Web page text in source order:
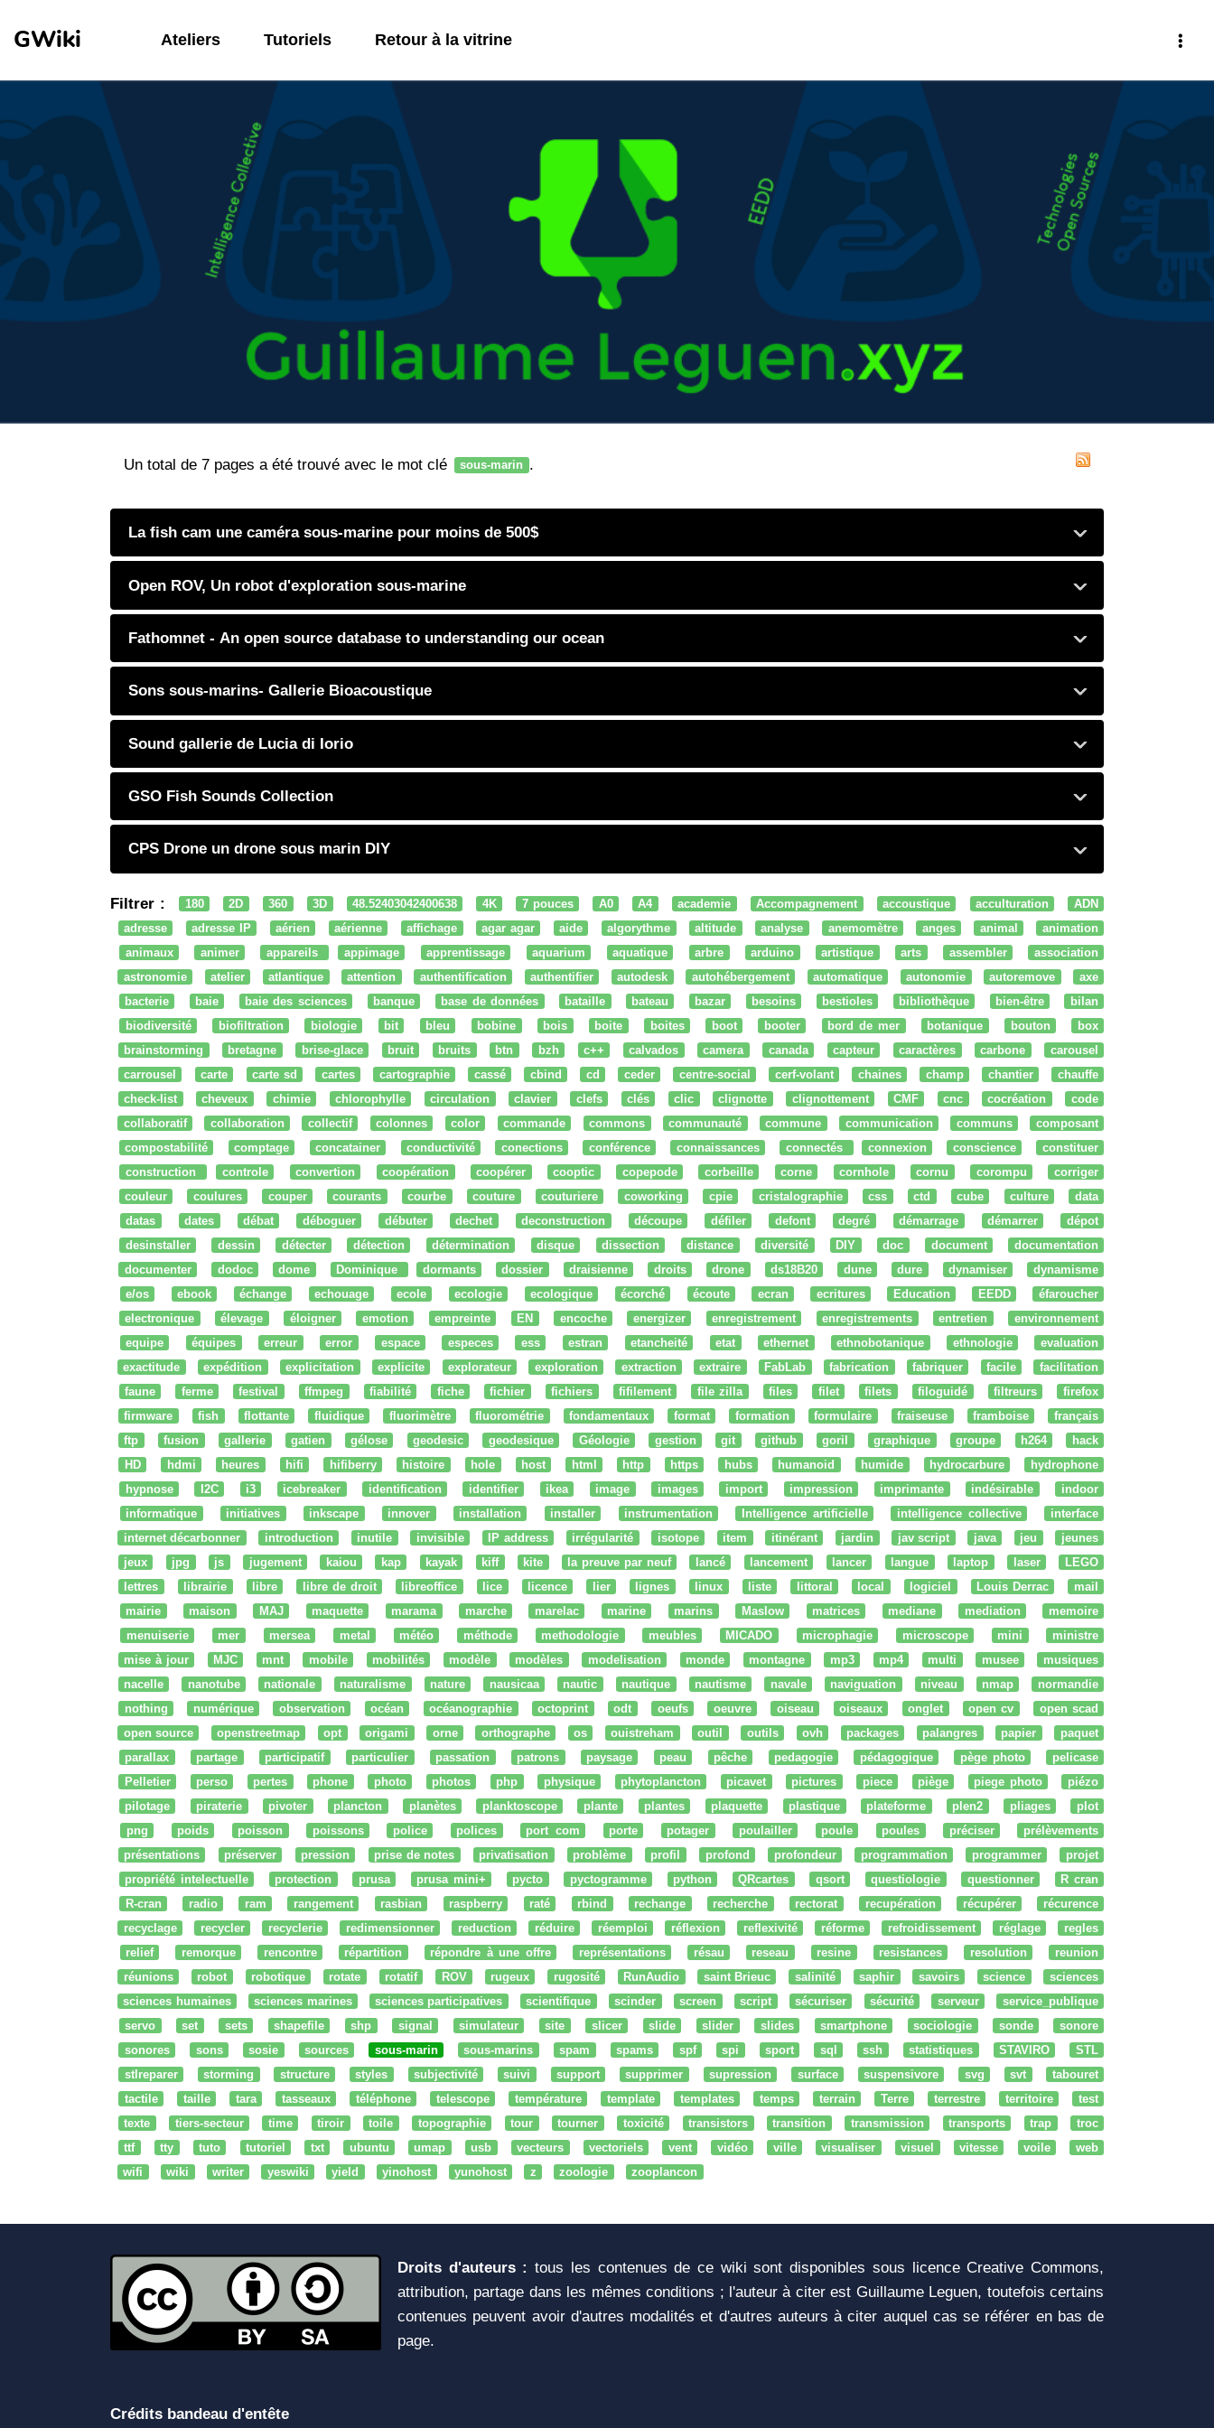
GWiki Ateliers Tutoriels Retour à la vitrine
Un total de 7 pages a été trouvé avec le mot clé sous-marin .
La fish cam une caméra sous-marine pour moins de 500$
Open ROV, Un robot d'exploration sous-marine
Fathomnet - An open source database to understanding our ocean
Sons sous-marins- Gallerie Bioacoustique
Sound gallerie de Lucia di Iorio
GSO Fish Sounds Collection
CPS Drone un drone sous marin DIY
Filtrer : 180 2D 360 3D 48.52403042400638 4K 7 pouces A0 A4 academie Accompagnement accoustique acculturation
ADN
adresse
adresse IP aérien aérienne affichage agar agar aide algorythme altitude analyse anemomètre anges animal
animation
animaux
animer appareils appimage apprentissage aquarium aquatique arbre arduino artistique arts assembler
association
astronomie
atelier atlantique attention authentification authentifier autodesk autohébergement automatique autonomie autoremove
axe
bacterie
baie baie des sciences banque base de données bataille bateau bazar besoins bestioles bibliothèque bien-être
bilan
biodiversité
biofiltration biologie bit bleu bobine bois boite boites boot booter bord de mer botanique bouton
box
brainstorming
bretagne brise-glace bruit bruits btn bzh c++ calvados camera canada capteur caractères carbone
carousel
carrousel
carte carte sd cartes cartographie cassé cbind cd ceder centre-social cerf-volant chaines champ chantier
chauffe
check-list
cheveux chimie chlorophylle circulation clavier clefs clés clic clignotte clignottement CMF cnc cocréation
code
collaboratif
collaboration collectif colonnes color commande commons communauté commune communication communs
composant
compostabilité
comptage concatainer conductivité conections conférence connaissances connectés connexion conscience
constituer
construction
controle convertion coopération coopérer cooptic copepode corbeille corne cornhole cornu corompu
corriger
couleur
coulures couper courants courbe couture couturiere coworking cpie cristalographie css ctd cube culture
data
datas
dates débat déboguer débuter dechet deconstruction découpe défiler defont degré démarrage démarrer
dépot
desinstaller
dessin détecter détection détermination disque dissection distance diversité DIY doc document
documentation
documenter
dodoc dome Dominique dormants dossier draisienne droits drone ds18B20 dune dure dynamiser
dynamisme
e/os
ebook échange echouage ecole ecologie ecologique écorché écoute ecran ecritures Education EEDD
éfaroucher
electronique
élevage éloigner emotion empreinte EN encoche energizer enregistrement enregistrements entretien
environnement
equipe
équipes erreur error espace especes ess estran etancheité etat ethernet ethnobotanique ethnologie
evaluation
exactitude
expédition explicitation explicite explorateur exploration extraction extraire FabLab fabrication fabriquer facile
facilitation
faune
ferme festival ffmpeg fiabilité fiche fichier fichiers fifilement file zilla files filet filets filoguidé filtreurs
firefox
firmware
fish flottante fluidique fluorimètre fluorométrie fondamentaux format formation formulaire fraiseuse framboise
français
ftp
fusion gallerie gatien gélose geodesic geodesique Géologie gestion git github goril graphique groupe h264
hack
HD
hdmi heures hifi hifiberry histoire hole host html http https hubs humanoid humide hydrocarbure
hydrophone
hypnose
I2C i3 icebreaker identification identifier ikea image images import impression imprimante indésirable
indoor
informatique
initiatives inkscape innover installation installer instrumentation Intelligence artificielle intelligence collective
interface
internet décarbonner
introduction inutile invisible IP address irrégularité isotope item itinérant jardin jav script java jeu
jeunes
jeux
jpg js jugement kaiou kap kayak kiff kite la preuve par neuf lancé lancement lancer langue laptop laser
LEGO
lettres
librairie libre libre de droit libreoffice lice licence lier lignes linux liste littoral local logiciel Louis Derrac
mail
mairie
maison MAJ maquette marama marche marelac marine marins Maslow matrices mediane mediation
memoire
menuiserie
mer mersea metal météo méthode methodologie meubles MICADO microphagie microscope mini
ministre
mise à jour
MJC mnt mobile mobilités modèle modèles modelisation monde montagne mp3 mp4 multi musee
musiques
nacelle
nanotube nationale naturalisme nature nausicaa nautic nautique nautisme navale naviguation niveau nmap
normandie
nothing
numérique observation océan océanographie octoprint odt oeufs oeuvre oiseau oiseaux onglet open cv
open scad
open source
openstreetmap opt origami orne orthographe os ouistreham outil outils ovh packages palangres papier
paquet
parallax
partage participatif particulier passation patrons paysage peau pêche pedagogie pédagogique pège photo
pelicase
Pelletier
perso pertes phone photo photos php physique phytoplancton picavet pictures piece piège piege photo
piézo
pilotage
piraterie pivoter plancton planètes planktoscope plante plantes plaquette plastique plateforme plen2 pliages
plot
png
poids poisson poissons police polices port com porte potager poulailler poule poules préciser
prélèvements
présentations
préserver pression prise de notes privatisation problème profil profond profondeur programmation programmer
projet
propriété intelectuelle
protection prusa prusa mini+ pycto pyctogramme python QRcartes qsort questiologie questionner
R cran
R-cran
radio ram rangement rasbian raspberry raté rbind rechange recherche rectorat recupération récupérer
récurence
recyclage
recycler recyclerie redimensionner reduction réduire réemploi réflexion reflexivité réforme refroidissement réglage
regles
relief
remorque rencontre répartition répondre à une offre représentations résau reseau resine resistances resolution
reunion
réunions
robot robotique rotate rotatif ROV rugeux rugosité RunAudio saint Brieuc salinité saphir savoirs science
sciences
sciences humaines
sciences marines sciences participatives scientifique scinder screen script sécuriser sécurité serveur
service_publique
servo
set sets shapefile shp signal simulateur site slicer slide slider slides smartphone sociologie sonde
sonore
sonores
sons sosie sources sous-marin sous-marins spam spams spf spi sport sql ssh statistiques STAVIRO
STL
stlreparer
storming structure styles subjectivité suivi support supprimer supression surface suspensivore svg svt
tabouret
tactile
taille tara tasseaux téléphone telescope température template templates temps terrain Terre terrestre territoire
test
texte
tiers-secteur time tiroir toile topographie tour tourner toxicité transistors transition transmission transports trap
troc
ttf
tty tuto tutoriel txt ubuntu umap usb vecteurs vectoriels vent vidéo ville visualiser visuel vitesse voile
web
wifi
wiki writer yeswiki yield yinohost yunohost z zoologie zooplancon
Droits d'auteurs : tous les contenues de ce wiki sont disponibles sous licence Creative Commons,
attribution, partage dans les mêmes conditions ; l'auteur à citer est Guillaume Leguen, toutefois certains
contenues peuvent avoir d'autres modalités et d'autres auteurs à citer auquel cas se référer en bas de
page.
Crédits bandeau d'entête